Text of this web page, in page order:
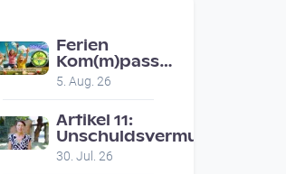
Ferien
Kom(m)pass
Engerwitzdorf
Bunte
Hundestunde
5. Aug. 26
Artikel 11:
Unschuldsvermutung
30. Jul. 26